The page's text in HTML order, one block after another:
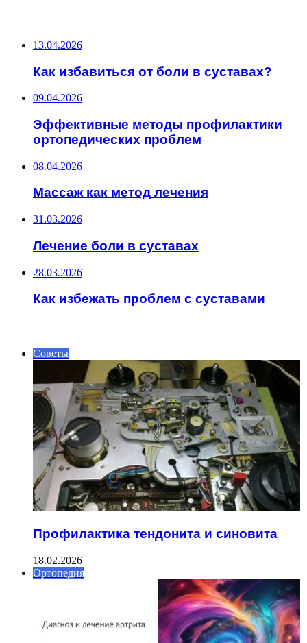
13.04.2026
Как избавиться от боли в суставах?
09.04.2026
Эффективные методы профилактики
ортопедических проблем
08.04.2026
Массаж как метод лечения
31.03.2026
Лечение боли в суставах
28.03.2026
Как избежать проблем с суставами
Советы
Профилактика тендонита и синовита
18.02.2026
Ортопедия